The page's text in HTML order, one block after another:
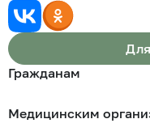
Гражданам
Полис ОМС
Медицинским